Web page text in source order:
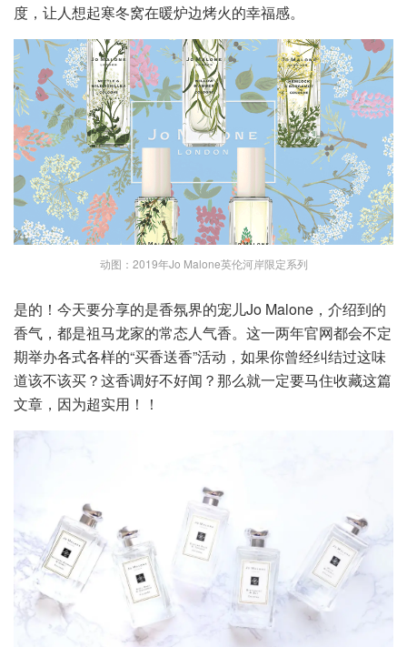
度，让人想起寒冬窝在暖炉边烤火的幸福感。
动图：2019年Jo Malone英伦河岸限定系列
是的！今天要分享的是香氛界的宠儿Jo Malone，介绍到的
香气，都是祖马龙家的常态人气香。这一两年官网都会不定
期举办各式各样的“买香送香”活动，如果你曾经纠结过这味
道该不该买？这香调好不好闻？那么就一定要马住收藏这篇
文章，因为超实用！！